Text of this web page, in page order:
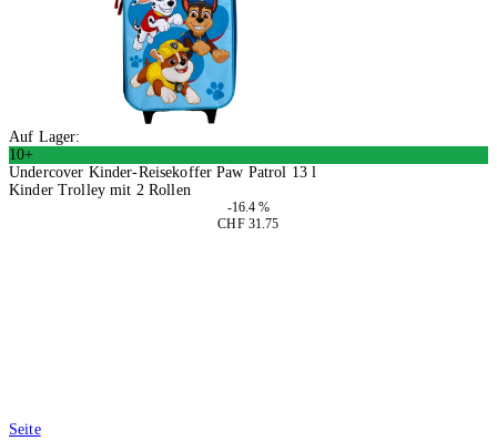
Auf Lager:
10+
Undercover Kinder-Reisekoffer Paw Patrol 13 l
Kinder Trolley mit 2 Rollen
-16.4 %
CHF 31.75
Seite